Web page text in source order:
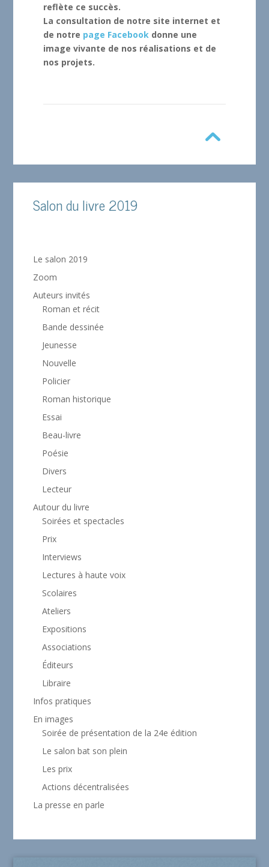
reflète ce succès.
La consultation de notre site internet et
de notre page Facebook donne une
image vivante de nos réalisations et de
nos projets.
Salon du livre 2019
Le salon 2019
Zoom
Auteurs invités
Roman et récit
Bande dessinée
Jeunesse
Nouvelle
Policier
Roman historique
Essai
Beau-livre
Poésie
Divers
Lecteur
Autour du livre
Soirées et spectacles
Prix
Interviews
Lectures à haute voix
Scolaires
Ateliers
Expositions
Associations
Éditeurs
Libraire
Infos pratiques
En images
Soirée de présentation de la 24e édition
Le salon bat son plein
Les prix
Actions décentralisées
La presse en parle